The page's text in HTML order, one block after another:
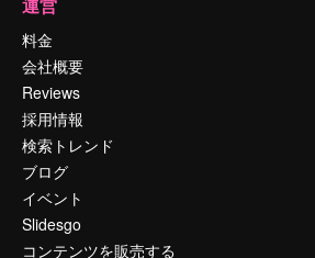
運営
料金
会社概要
Reviews
採用情報
検索トレンド
ブログ
イベント
Slidesgo
コンテンツを販売する